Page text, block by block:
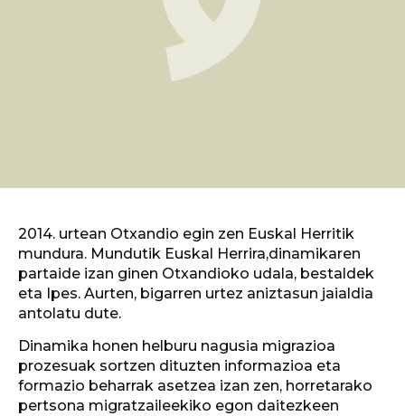
2014. urtean Otxandio egin zen Euskal Herritik
mundura. Mundutik Euskal Herrira,dinamikaren
partaide izan ginen Otxandioko udala, bestaldek
eta Ipes. Aurten, bigarren urtez aniztasun jaialdia
antolatu dute.
Dinamika honen helburu nagusia migrazioa
prozesuak sortzen dituzten informazioa eta
formazio beharrak asetzea izan zen, horretarako
pertsona migratzaileekiko egon daitezkeen